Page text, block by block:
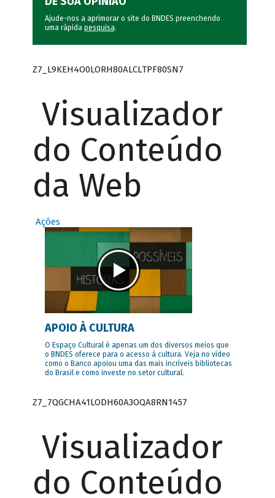
Ajude-nos a aprimorar o site do BNDES preenchendo
uma rápida pesquisa.
Z7_L9KEH4O0LORH80ALCLTPF80SN7
Visualizador
do Conteúdo
da Web
Ações
APOIO À CULTURA
O Espaço Cultural é apenas um dos diversos meios que
o BNDES oferece para o acesso à cultura. Veja no vídeo
como o Banco apoiou uma das mais incríveis bibliotecas
do Brasil e como investe no setor cultural.
Z7_7QGCHA41LODH60A3OQA8RN1457
Visualizador
do Conteúdo